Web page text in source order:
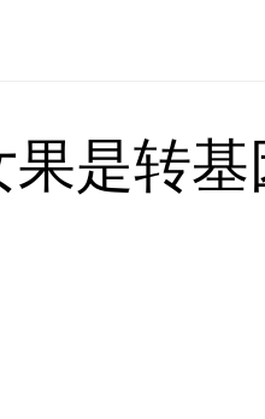
果是转